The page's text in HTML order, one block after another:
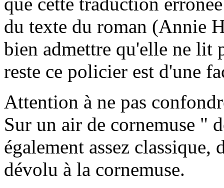
du texte du roman (Annie
bien admettre qu'elle ne lit
reste ce policier est d'une
Attention à ne pas
Sur un air de cornemuse "
également assez
dévolu à la cornemuse.